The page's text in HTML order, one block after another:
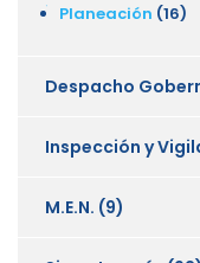
Planeación (16)
Despacho
Inspección y
M.E.N. (9)